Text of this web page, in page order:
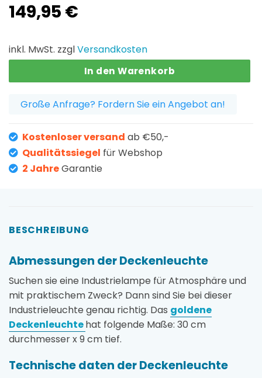
149,95 €
inkl. MwSt. zzglVersandkosten
In den Warenkorb
Große Anfrage? Fordern Sie ein Angebot an!
Kostenloser versand ab €50,-
Qualitätssiegel für Webshop
2 JahreGarantie
BESCHREIBUNG
Abmessungen der Deckenleuchte
Suchen sie eine Industrielampe für Atmosphäre und
mit praktischem Zweck? Dann sind Sie bei dieser
Industrieleuchte genau richtig. Das goldene
Deckenleuchtehat folgende Maße: 30 cm
durchmesser x 9 cm tief.
Technische daten der Deckenleuchte